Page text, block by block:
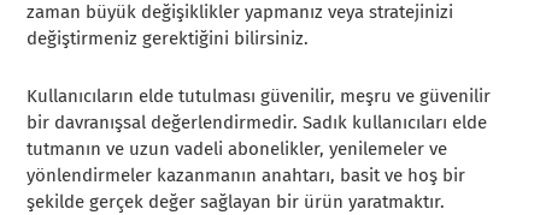
zaman büyük değişiklikler yapmanız veya stratejinizi
değiştirmeniz gerektiğini bilirsiniz.
Kullanıcıların elde tutulması güvenilir, meşru ve güvenilir
bir davranışsal değerlendirmedir. Sadık kullanıcıları elde
tutmanın ve uzun vadeli abonelikler, yenilemeler ve
yönlendirmeler kazanmanın anahtarı, basit ve hoş bir
şekilde gerçek değer sağlayan bir ürün yaratmaktır.